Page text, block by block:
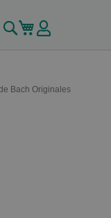
Buscar
Mi carrito
Bach Originales